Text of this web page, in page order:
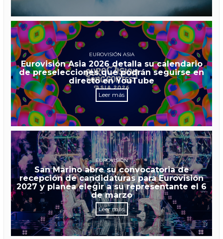
EUROVISIÓN ASIA
Eurovisión Asia 2026 detalla su calendario
de preselecciones que podrán seguirse en
directo en YouTube
Leer más
EUROVISIÓN
San Marino abre su convocatoria de
recepción de candidaturas para Eurovisión
2027 y planea elegir a su representante el 6
de marzo
Leer más